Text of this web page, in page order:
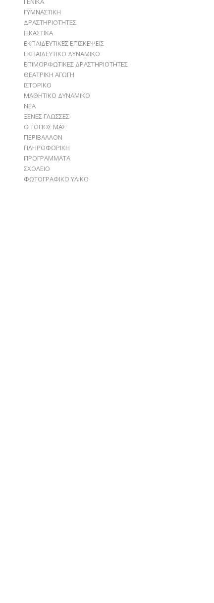
ΓΥΜΝΑΣΤΙΚΗ
ΔΡΑΣΤΗΡΙΟΤΗΤΕΣ
ΕΙΚΑΣΤΙΚΑ
ΕΚΠΑΙΔΕΥΤΙΚΕΣ ΕΠΙΣΚΕΨΕΙΣ
ΕΚΠΑΙΔΕΥΤΙΚΟ ΔΥΝΑΜΙΚΟ
ΕΠΙΜΟΡΦΩΤΙΚΕΣ ΔΡΑΣΤΗΡΙΟΤΗΤΕΣ
ΘΕΑΤΡΙΚΗ ΑΓΩΓΗ
ΙΣΤΟΡΙΚΟ
ΜΑΘΗΤΙΚΟ ΔΥΝΑΜΙΚΟ
ΝΕΑ
ΞΕΝΕΣ ΓΛΩΣΣΕΣ
Ο ΤΟΠΟΣ ΜΑΣ
ΠΕΡΙΒΑΛΛΟΝ
ΠΛΗΡΟΦΟΡΙΚΗ
ΠΡΟΓΡΑΜΜΑΤΑ
ΣΧΟΛΕΙΟ
ΦΩΤΟΓΡΑΦΙΚΟ ΥΛΙΚΟ